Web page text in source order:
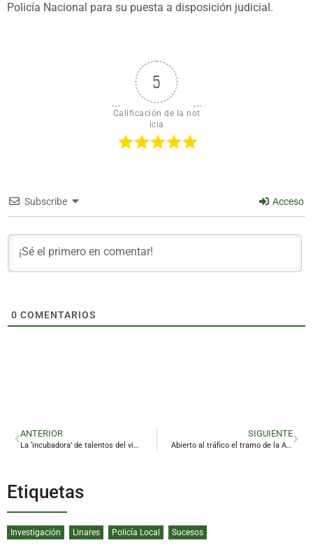
Policía Nacional para su puesta a disposición judicial.
5
Calificación de la not
icia
Subscribe Acceso
0 COMENTARIOS
ANTERIOR
La ‘incubadora’ de talentos del videojuego de Linares emprende un nuevo curso
SIGUIENTE
Abierto al tráfico el tramo de la A-32 entre Torreperogil y Villacarrillo
Etiquetas
Investigación Linares Policía Local Sucesos